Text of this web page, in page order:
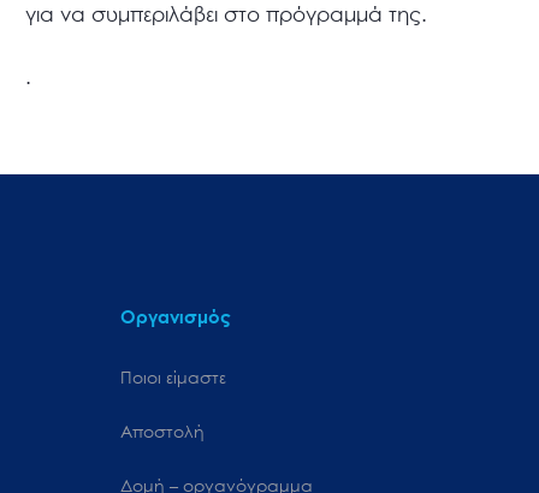
για να συμπεριλάβει στο πρόγραμμά της.
.
Οργανισμός
Ποιοι είμαστε
Αποστολή
Δομή – οργανόγραμμα